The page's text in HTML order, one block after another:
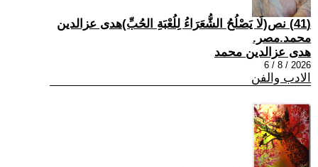
(41) نص(لَا يَصْلُحُ الشُّعَرَاءُ لِلُعْبَةِ الحُبِّ)هدى عزالدين
محمد.مصر.
هدى عزالدين محمد
2026 / 8 / 6
الادب والفن